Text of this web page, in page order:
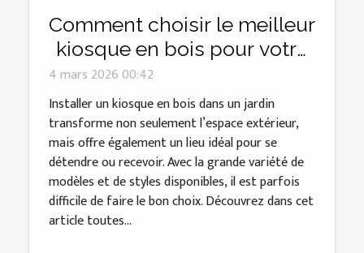
Comment choisir le meilleur
kiosque en bois pour votre
jardin ?
4 mars 2026 00:42
Installer un kiosque en bois dans un jardin
transforme non seulement l’espace extérieur,
mais offre également un lieu idéal pour se
détendre ou recevoir. Avec la grande variété de
modèles et de styles disponibles, il est parfois
difficile de faire le bon choix. Découvrez dans cet
article toutes...